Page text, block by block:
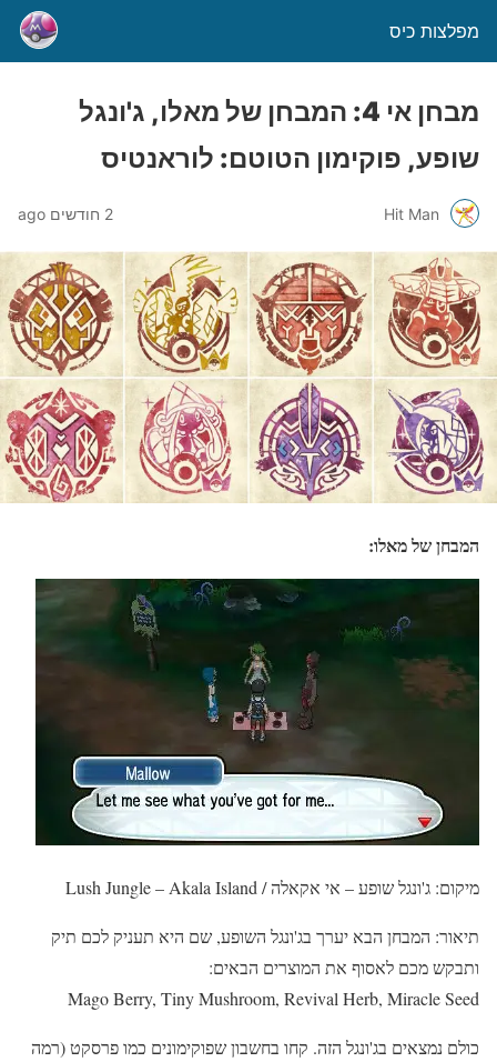
מפלצות כיס
מבחן אי 4: המבחן של מאלו, ג'ונגל
שופע, פוקימון הטוטם: לוראנטיס
Hit Man 2 חודשים ago
המבחן של מאלו:
מיקום: ג'ונגל שופע – אי אקאלה / Lush Jungle – Akala Island
תיאור: המבחן הבא יערך בג'ונגל השופע, שם היא תעניק לכם תיק
ותבקש מכם לאסוף את המוצרים הבאים:
Mago Berry, Tiny Mushroom, Revival Herb, Miracle Seed
כולם נמצאים בג'ונגל הזה. קחו בחשבון שפוקימונים כמו פרסקט (רמה